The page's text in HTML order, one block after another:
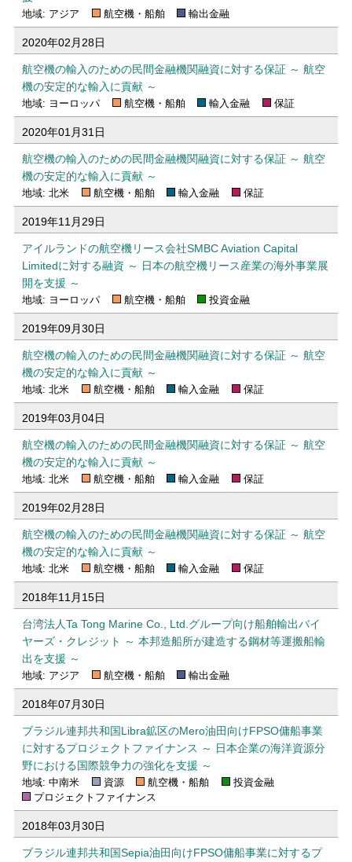
地域: アジア 航空機・船舶 輸出金融
2020年02月28日
航空機の輸入のための民間金融機関融資に対する保証 ～ 航空
機の安定的な輸入に貢献 ～
地域: ヨーロッパ 航空機・船舶 輸入金融 保証
2020年01月31日
航空機の輸入のための民間金融機関融資に対する保証 ～ 航空
機の安定的な輸入に貢献 ～
地域: 北米 航空機・船舶 輸入金融 保証
2019年11月29日
アイルランドの航空機リース会社SMBC Aviation Capital
Limitedに対する融資 ～ 日本の航空機リース産業の海外事業展
開を支援 ～
地域: ヨーロッパ 航空機・船舶 投資金融
2019年09月30日
航空機の輸入のための民間金融機関融資に対する保証 ～ 航空
機の安定的な輸入に貢献 ～
地域: 北米 航空機・船舶 輸入金融 保証
2019年03月04日
航空機の輸入のための民間金融機関融資に対する保証 ～ 航空
機の安定的な輸入に貢献 ～
地域: 北米 航空機・船舶 輸入金融 保証
2019年02月28日
航空機の輸入のための民間金融機関融資に対する保証 ～ 航空
機の安定的な輸入に貢献 ～
地域: 北米 航空機・船舶 輸入金融 保証
2018年11月15日
台湾法人Ta Tong Marine Co., Ltd.グループ向け船舶輸出バイ
ヤーズ・クレジット ～ 本邦造船所が建造する鋼材等運搬船輸
出を支援 ～
地域: アジア 航空機・船舶 輸出金融
2018年07月30日
ブラジル連邦共和国Libra鉱区のMero油田向けFPSO傭船事業
に対するプロジェクトファイナンス ～ 日本企業の海洋資源分
野における国際競争力の強化を支援 ～
地域: 中南米 資源 航空機・船舶
投資金融
プロジェクトファイナンス
2018年03月30日
ブラジル連邦共和国Sepia油田向けFPSO傭船事業に対するプ